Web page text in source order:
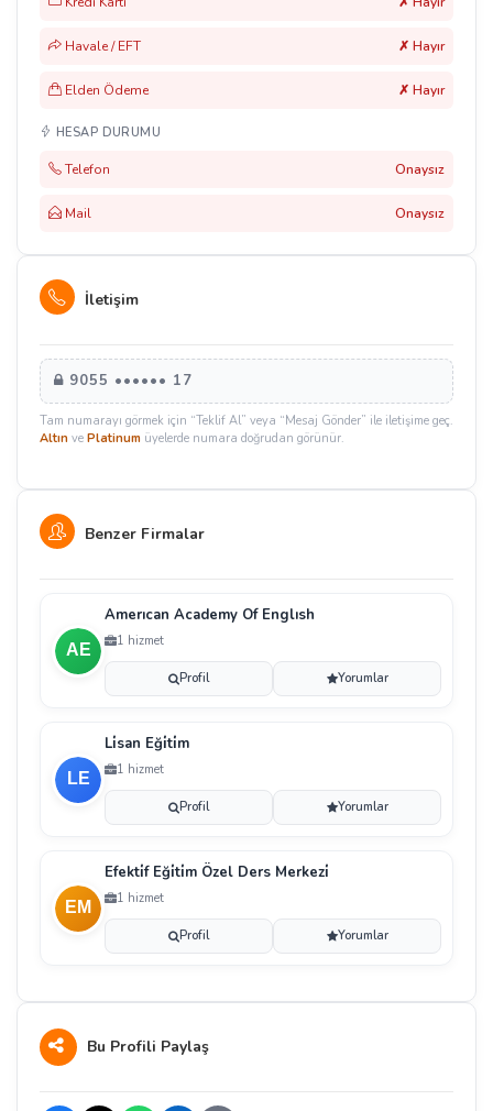
Havale / EFT ✗ Hayır
Elden Ödeme ✗ Hayır
HESAP DURUMU
Telefon Onaysız
Mail Onaysız
İletişim
9055 •••••• 17
Tam numarayı görmek için “Teklif Al” veya “Mesaj Gönder” ile iletişime geç.
Altın ve Platinum üyelerde numara doğrudan görünür.
Benzer Firmalar
Amerıcan Academy Of Englısh
1 hizmet
Profil Yorumlar
Li̇san Eği̇ti̇m
1 hizmet
Profil Yorumlar
Efekti̇f Eği̇ti̇m Özel Ders Merkezi̇
1 hizmet
Profil Yorumlar
Bu Profili Paylaş